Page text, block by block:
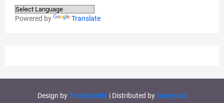
Powered by Translate
Design byTemplateify| Distributed byGooyaabi